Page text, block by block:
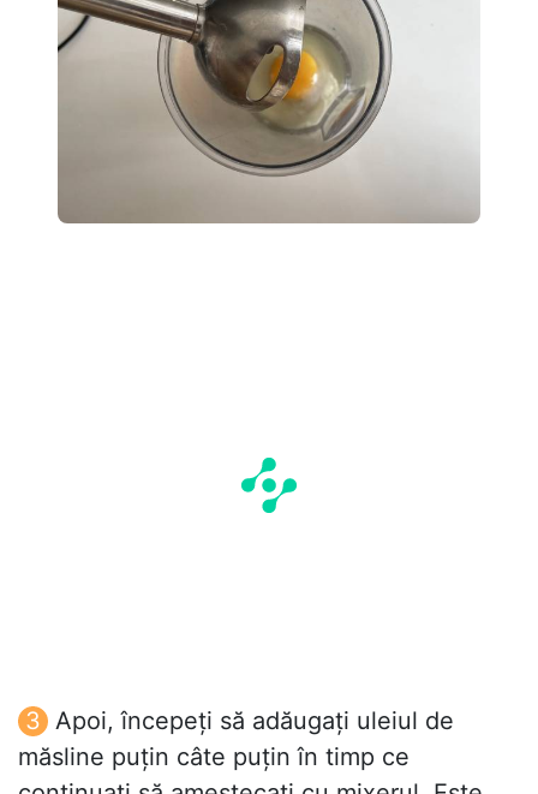
Apoi, începeți să adăugați uleiul de
măsline puțin câte puțin în timp ce